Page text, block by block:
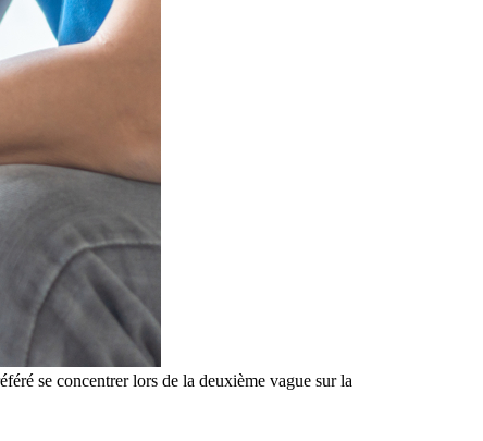
se concentrer lors de la deuxième vague sur la